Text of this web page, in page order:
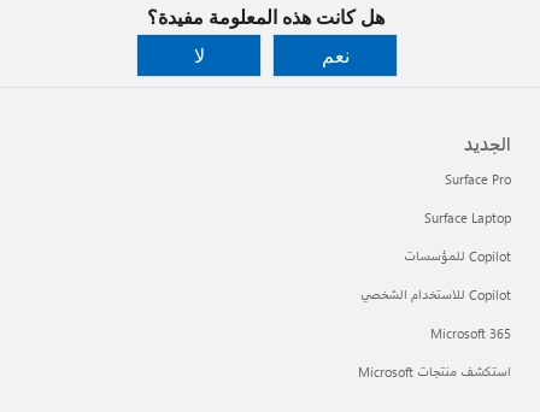
هل كانت هذه المعلومة مفيدة؟
نعم
لا
الجديد
Surface Pro
Surface Laptop
Copilot للمؤسسات
Copilot للاستخدام الشخصي
Microsoft 365
استكشف منتجات Microsoft